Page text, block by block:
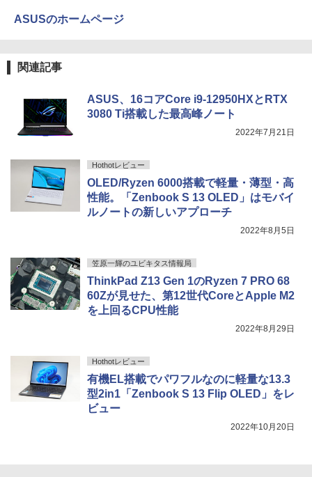
るーとゅーす コードレス ENCノイズキャン
セリング 自動ペアリング Type-C充電 マイク
付き 防水 タッチ式音量調整 スポーツ/通勤/通
Xiaomi シャオミ REDMI Buds 8 Lite ワイヤ
レスイヤホン Bluetooth 5.4 ノイズキャンセ
リング ANC 36時間再生
￥250
art Basic)
￥1,625
コカ・コーラ やかんの麦茶 from 爽健美茶 ラ
ベルレス 650mlPET×24本
￥2,009
￥572
版ビッグガンガンコミックス)
￥810
ASUSのホームページ
関連記事
ASUS、16コアCore i9-12950HXとRTX
3080 Ti搭載した最高峰ノート
2022年7月21日
Hothotレビュー
OLED/Ryzen 6000搭載で軽量・薄型・高
性能。「Zenbook S 13 OLED」はモバイ
ルノートの新しいアプローチ
2022年8月5日
笠原一輝のユビキタス情報局
ThinkPad Z13 Gen 1のRyzen 7 PRO 68
60Zが見せた、第12世代CoreとApple M2
を上回るCPU性能
2022年8月29日
Hothotレビュー
有機EL搭載でパワフルなのに軽量な13.3
型2in1「Zenbook S 13 Flip OLED」をレ
ビュー
2022年10月20日